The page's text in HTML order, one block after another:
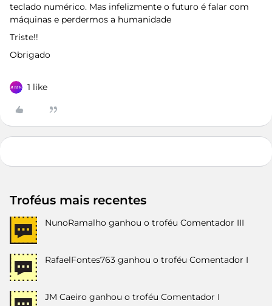
teclado numérico. Mas infelizmente o futuro é falar com
máquinas e perdermos a humanidade
Triste!!
Obrigado
1 like
Troféus mais recentes
NunoRamalho ganhou o troféu Comentador III
RafaelFontes763 ganhou o troféu Comentador I
JM Caeiro ganhou o troféu Comentador I